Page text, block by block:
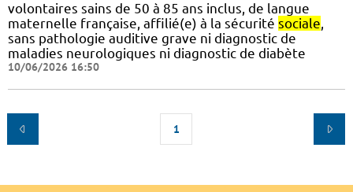
volontaires sains de 50 à 85 ans inclus, de langue
maternelle française, affilié(e) à la sécurité sociale,
sans pathologie auditive grave ni diagnostic de
maladies neurologiques ni diagnostic de diabète
10/06/2026 16:50
1